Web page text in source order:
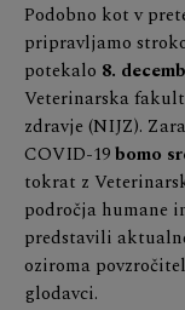
Podobno kot v
pripravljamo
potekalo 8.
Veterinarska
zdravje (NIJZ).
COVID-19bomo
tokrat z
področja humane
predstavili
oziroma
glodavci.